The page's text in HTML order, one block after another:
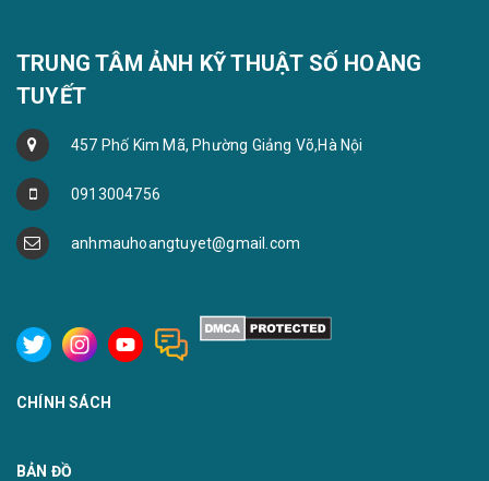
TRUNG TÂM ẢNH KỸ THUẬT SỐ HOÀNG
TUYẾT
457 Phố Kim Mã, Phường Giảng Võ,Hà Nội
0913004756
anhmauhoangtuyet@gmail.com
CHÍNH SÁCH
BẢN ĐỒ